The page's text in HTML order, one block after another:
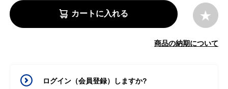
カートに入れる
商品の納期について
ログイン（会員登録）しますか?